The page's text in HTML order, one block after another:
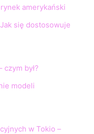
amerykański
się dostosowuje
czym był?
modeli
w Tokio –